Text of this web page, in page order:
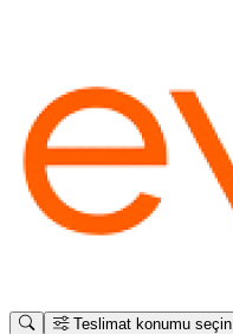
Teslimat konumu seçin